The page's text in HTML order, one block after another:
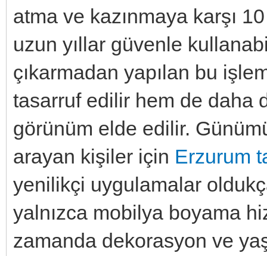
atma ve kazınmaya karşı
uzun yıllar güvenle
çıkarmadan yapılan bu
tasarruf edilir hem de daha
görünüm elde edilir.
arayan kişiler için Erzurum
yenilikçi uygulamalar
yalnızca mobilya boyama
zamanda dekorasyon ve